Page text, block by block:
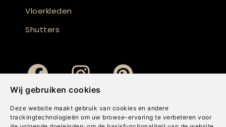
Wij gebruiken cookies
Deze website maakt gebruik van cookies en andere
trackingtechnologieën om uw browse-ervaring te verbeteren voor
Vloerkleden
Shutters